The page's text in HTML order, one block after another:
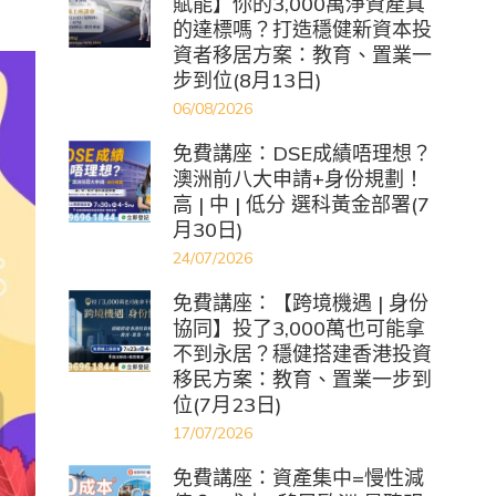
的達標嗎？打造穩健新資本投
資者移居方案：教育、置業一
步到位(8月13日)
06/08/2026
免費講座：DSE成績唔理想？
澳洲前八大申請+身份規劃！
高 | 中 | 低分 選科黃金部署(7
月30日)
24/07/2026
免費講座：【跨境機遇 | 身份
協同】投了3,000萬也可能拿
不到永居？穩健搭建香港投資
移民方案：教育、置業一步到
位(7月23日)
17/07/2026
免費講座：資產集中=慢性減